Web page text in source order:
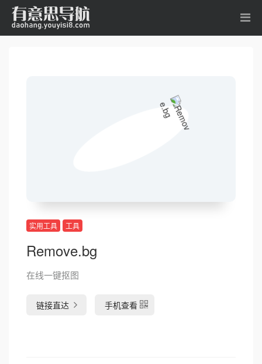
实用工具 工具
Remove.bg
在线一键抠图
链接直达 手机查看